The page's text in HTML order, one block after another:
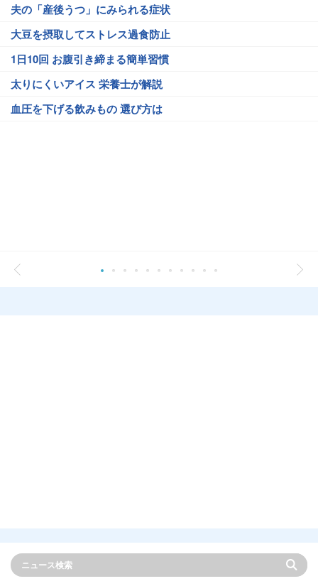
夫の「産後うつ」にみられる症状
大豆を摂取してストレス過食防止
1日10回 お腹引き締まる簡単習慣
太りにくいアイス 栄養士が解説
血圧を下げる飲みもの 選び方は